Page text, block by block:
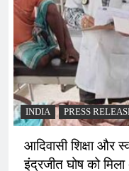
INDIA PRESS
आदिवासी शिक्षा और
इंद्रजीत घोष को